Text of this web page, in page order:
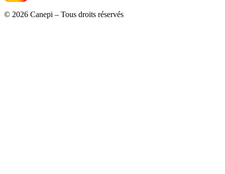
© 2026 Canepi – Tous droits réservés